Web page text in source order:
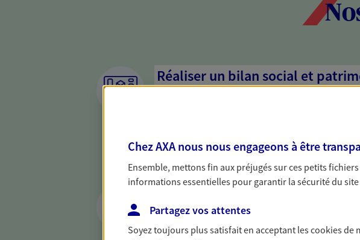
Réaliser un bilan social et
dresser un bilan complet de votre situation. Une
solide pour vous formuler des conseils cohérents
besoins.
Vous protéger et protéger vos
face aux aléas de la vie
Avec nos solutions de prévoyance, sécurisez vos
Chez AXA nous nous engageons à être
Ensemble, mettons fin aux préjugés sur ces petits
informations essentielles pour garantir la sécurité du
Partagez vos attentes
Soyez toujours plus satisfait en acceptant lescookiesde